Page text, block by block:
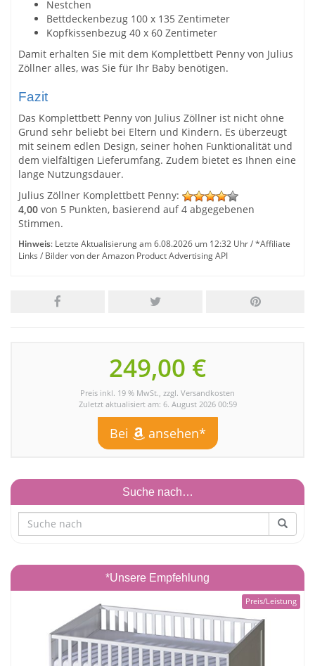
Nestchen
Bettdeckenbezug 100 x 135 Zentimeter
Kopfkissenbezug 40 x 60 Zentimeter
Damit erhalten Sie mit dem Komplettbett Penny von Julius
Zöllner alles, was Sie für Ihr Baby benötigen.
Fazit
Das Komplettbett Penny von Julius Zöllner ist nicht ohne
Grund sehr beliebt bei Eltern und Kindern. Es überzeugt
mit seinem edlen Design, seiner hohen Funktionalität und
dem vielfältigen Lieferumfang. Zudem bietet es Ihnen eine
lange Nutzungsdauer.
Julius Zöllner Komplettbett Penny:
4,00 von 5 Punkten, basierend auf4 abgegebenen
Stimmen.
Hinweis: Letzte Aktualisierung am 6.08.2026 um 12:32 Uhr / *Affiliate
Links / Bilder von der Amazon Product Advertising API
249,00 €
Preis inkl. 19 % MwSt., zzgl. Versandkosten
Zuletzt aktualisiert am: 6. August 2026 00:59
Bei ansehen*
Suche nach…
*Unsere Empfehlung
Preis/Leistung